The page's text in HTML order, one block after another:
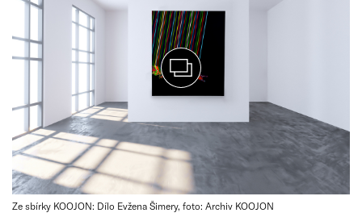
Ze sbírky KOOJON: Dílo Evžena Šimery, foto: Archiv KOOJON